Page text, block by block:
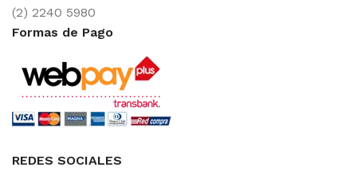
(2) 2240 5980
Formas de Pago
REDES SOCIALES